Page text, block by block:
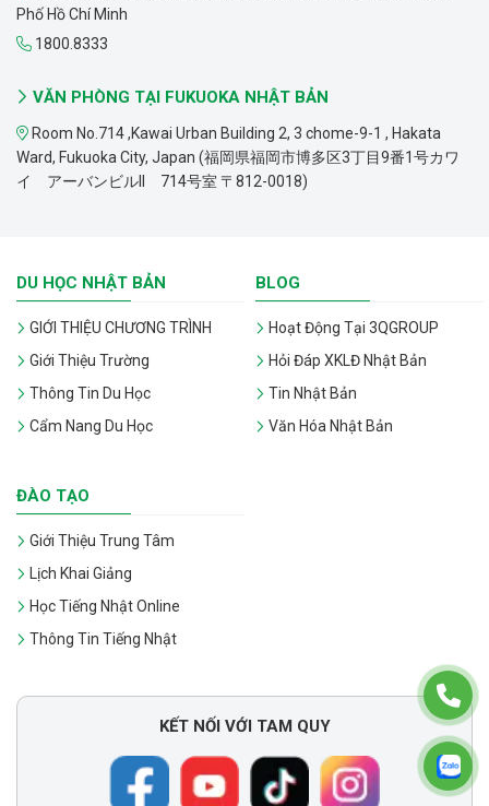
Phố Hồ Chí Minh
1800.8333
VĂN PHÒNG TẠI FUKUOKA NHẬT BẢN
Room No.714 ,Kawai Urban Building 2, 3 chome-9-1 , Hakata
Ward, Fukuoka City, Japan (福岡県福岡市博多区3丁目9番1号カワ
イ アーバンビルII 714号室 〒812-0018)
DU HỌC NHẬT BẢN
GIỚI THIỆU CHƯƠNG TRÌNH
Giới Thiệu Trường
Thông Tin Du Học
Cẩm Nang Du Học
BLOG
Hoạt Động Tại 3QGROUP
Hỏi Đáp XKLĐ Nhật Bản
Tin Nhật Bản
Văn Hóa Nhật Bản
ĐÀO TẠO
Giới Thiệu Trung Tâm
Lịch Khai Giảng
Học Tiếng Nhật Online
Thông Tin Tiếng Nhật
KẾT NỐI VỚI TAM QUY